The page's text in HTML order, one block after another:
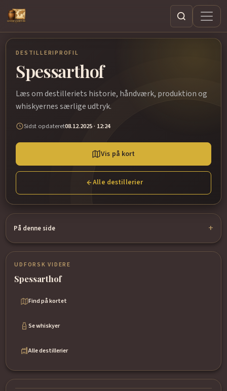
Søg
DESTILLERIPROFIL
Spessarthof
Læs om destilleriets historie, håndværk, produktion og
whiskyernes særlige udtryk.
Sidst opdateret08.12.2025 · 12:24
Vis på kort
Alle destillerier
På denne side
UDFORSK VIDERE
Spessarthof
Find på kortet
Se whiskyer
Alle destillerier